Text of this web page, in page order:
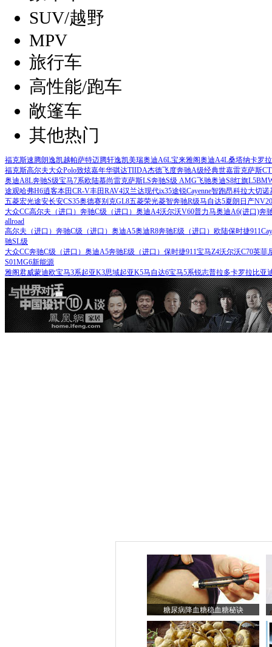
SUV/越野
MPV
旅行车
高性能/跑车
敞篷车
其他热门
福克斯速腾朗逸凯越帕萨特迈腾轩逸凯美瑞奥迪A6L宝来雅阁奥迪A4L桑塔纳卡罗拉
福克斯高尔夫大众Polo致炫嘉年华骐达TIIDA杰德飞度奔驰A级经典世嘉雷克萨斯CT
奥迪A8L奔驰S级宝马7系欧陆慕尚雷克萨斯LS奔驰S级 AMG飞驰奥迪S8红旗L5
途观哈弗H6逍客本田CR-V丰田RAV4汉兰达现代ix35途锐Cayenne智跑昂科拉大切诺
五菱宏光途安长安CS35奥德赛别克GL8五菱荣光菱智奔驰R级马自达5夏朗 日产
大众CC高尔夫（进口） 奔驰C级（进口） 奥迪A4沃尔沃V60普力马奥迪A6(进口)奔
allroad
高尔夫（进口） 奔驰C级（进口） 奥迪A5奥迪R8奔驰E级（进口） 欧陆保时捷911
驰SL级
大众CC奔驰C级（进口） 奥迪A5奔驰E级（进口） 保时捷911宝马Z4沃尔沃C70英菲
S01MG6新能源
雅阁君威蒙迪欧宝马3系起亚K3思域起亚K5马自达6宝马5系锐志普拉多卡罗拉比亚
糖尿病降血糖稳血糖秘诀